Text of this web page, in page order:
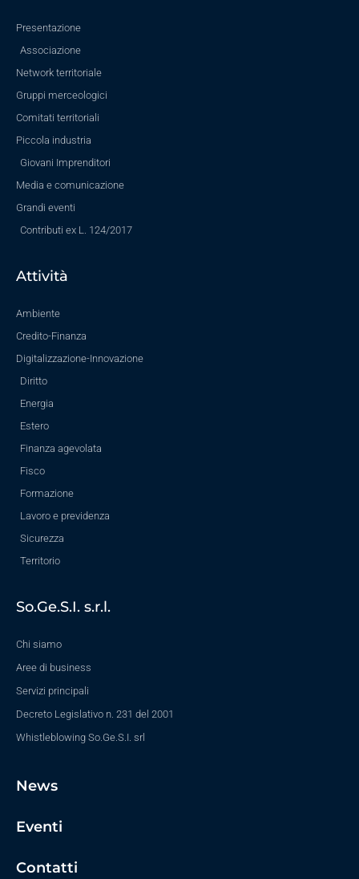
Presentazione
Associazione
Network territoriale
Gruppi merceologici
Comitati territoriali
Piccola industria
Giovani Imprenditori
Media e comunicazione
Grandi eventi
Contributi ex L. 124/2017
Attività
Ambiente
Credito-Finanza
Digitalizzazione-Innovazione
Diritto
Energia
Estero
Finanza agevolata
Fisco
Formazione
Lavoro e previdenza
Sicurezza
Territorio
So.Ge.S.I. s.r.l.
Chi siamo
Aree di business
Servizi principali
Decreto Legislativo n. 231 del 2001
Whistleblowing So.Ge.S.I. srl
News
Eventi
Contatti